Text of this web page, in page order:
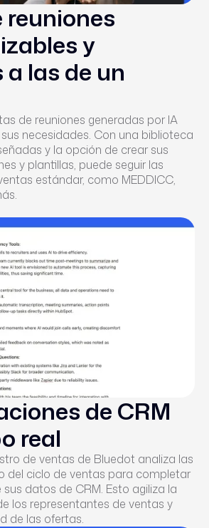
reuniones
y
las de un
de reuniones generadas por IA
necesidades. Con una biblioteca
y la opción de crear sus
y plantillas, puede seguir las
estándar, como MEDDICC,
de CRM
real
de ventas de Bluedot analiza las
del ciclo de ventas para completar
datos de CRM. Esto agiliza la
los representantes de ventas y
de las ofertas.